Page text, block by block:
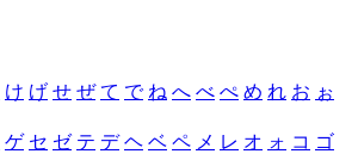
け げ せ ぜ て で ね へ べ ぺ め れ お ぉ
ゲ セ ゼ テ デ ヘ ベ ペ メ レ オ ォ コ ゴ